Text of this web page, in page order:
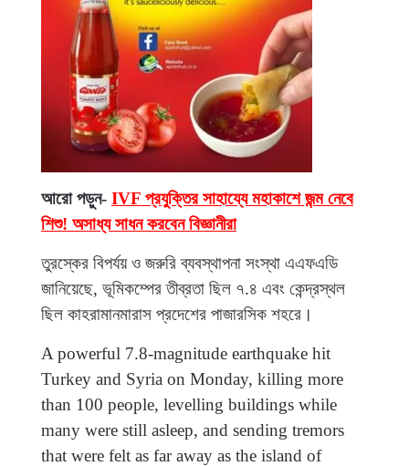
আরো পড়ুন- IVF প্রযুক্তির সাহায্যে মহাকাশে জন্ম নেবে
শিশু! অসাধ্য সাধন করবেন বিজ্ঞানীরা
তুরস্কের বিপর্যয় ও জরুরি ব্যবস্থাপনা সংস্থা এএফএডি
জানিয়েছে, ভূমিকম্পের তীব্রতা ছিল ৭.৪ এবং কেন্দ্রস্থল
ছিল কাহরামানমারাস প্রদেশের পাজারসিক শহরে।
A powerful 7.8-magnitude earthquake hit
Turkey and Syria on Monday, killing more
than 100 people, levelling buildings while
many were still asleep, and sending tremors
that were felt as far away as the island of